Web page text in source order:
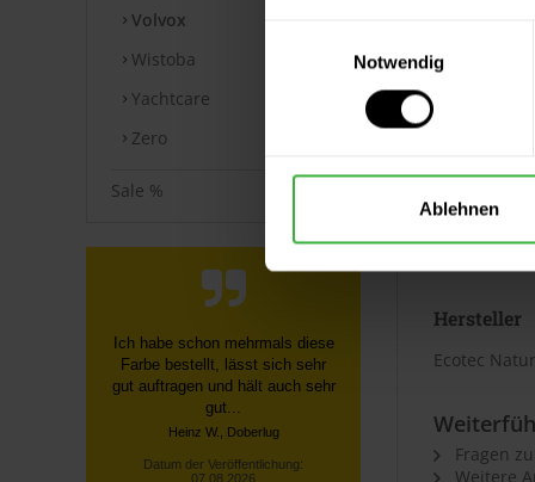
Notwendig
Ablehnen
Volvox
Wistoba
Yachtcare
Zero
Sale %
Schnelle, unkomplizierte
Bestellung über die Homepage,
schnelle Lieferung, gute
Sendungsverfolgung ...
Datum der Veröffentlichung:
07.08.2026
Datum der Kauferfahrung: 27.07.2026
Aus
⚠
Der Artikel
Angaben
Hersteller
Ecotec
Fragen
Weitere